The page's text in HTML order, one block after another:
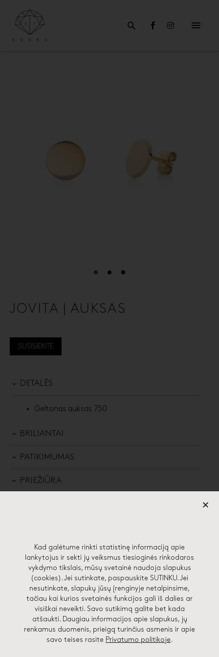
JOVITA | AUKSAS
SUSISIEKITE
DETALĖS
Geltonas auksas 750
BRILIANTAI
PATIKIMUMAS
PRIEŽIŪRA
57 EDGES STUDIJA
Lydos g. 4-71, 01133 Vilnius
hello@57edges.com
+370 682 41748
Kad galėtume rinkti statistinę informaciją apie
lankytojus ir sekti jų veiksmus tiesioginės rinkodaros
vykdymo tikslais, mūsų svetainė naudoja slapukus
(cookies). Jei sutinkate, paspauskite SUTINKU. Jei
nesutinkate, slapukų jūsų įrenginyje netalpinsime,
tačiau kai kurios svetainės funkcijos gali iš dalies ar
visiškai neveikti. Savo sutikimą galite bet kada
atšaukti. Daugiau informacijos apie slapukus, jų
renkamus duomenis, prieigą turinčius asmenis ir apie
savo teises rasite Privatumo politikoje .